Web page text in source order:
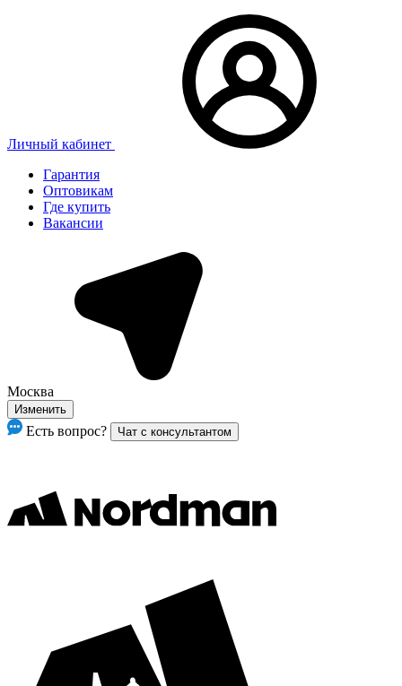
Личный кабинет
Гарантия
Оптовикам
Где купить
Вакансии
Москва
Изменить
Есть вопрос? Чат с консультантом